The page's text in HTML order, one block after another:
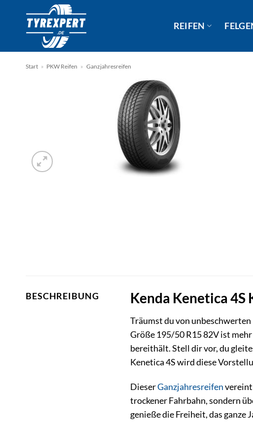
springen
REIFEN
Start » PKW Reifen » Ganzjahresreifen
BESCHREIBUNG Kenda Kenetica 4S
Träumst du von unbeschwerten
Größe 195/50 R15 82V ist mehr
bereithält. Stell dir vor, du
Kenetica 4S wird diese
DieserGanzjahresreifenvereint
trockener Fahrbahn, sondern
genieße die Freiheit, das ganze